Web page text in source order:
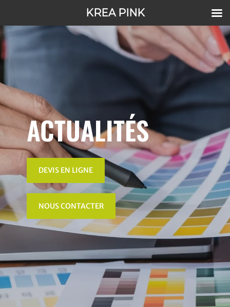
ACTUALITÉS
DEVIS EN LIGNE
NOUS CONTACTER
KREA PINK